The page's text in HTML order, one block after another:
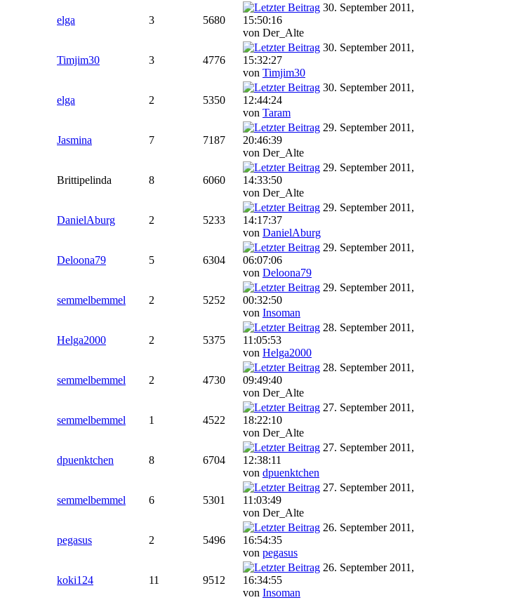
elga 3 5680
30. September 2011,
15:50:16
von Der_Alte
Timjim30 3 4776
30. September 2011,
15:32:27
von Timjim30
elga 2 5350
30. September 2011,
12:44:24
von Taram
Jasmina 7 7187
29. September 2011,
20:46:39
von Der_Alte
Brittipelinda 8 6060
29. September 2011,
14:33:50
von Der_Alte
DanielAburg 2 5233
29. September 2011,
14:17:37
von DanielAburg
Deloona79 5 6304
29. September 2011,
06:07:06
von Deloona79
semmelbemmel 2 5252
29. September 2011,
00:32:50
von Insoman
Helga2000 2 5375
28. September 2011,
11:05:53
von Helga2000
semmelbemmel 2 4730
28. September 2011,
09:49:40
von Der_Alte
semmelbemmel 1 4522
27. September 2011,
18:22:10
von Der_Alte
dpuenktchen 8 6704
27. September 2011,
12:38:11
von dpuenktchen
semmelbemmel 6 5301
27. September 2011,
11:03:49
von Der_Alte
pegasus 2 5496
26. September 2011,
16:54:35
von pegasus
koki124 11 9512
26. September 2011,
16:34:55
von Insoman